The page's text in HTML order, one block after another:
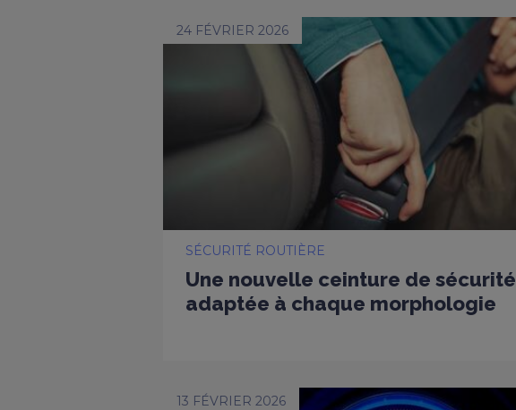
24 FÉVRIER 2026
SÉCURITÉ ROUTIÈRE
Une nouvelle ceinture de sécurité
adaptée à chaque morphologie
13 FÉVRIER 2026